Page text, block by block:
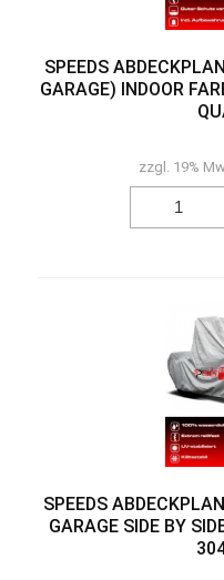
SPEEDS
GARAGE) INDOOR
zzgl. 19%
SPEEDS
GARAGE SIDE BY